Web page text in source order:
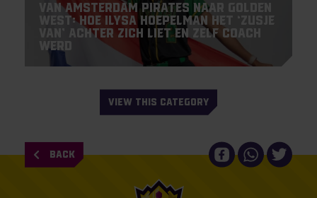
Van Amsterdam Pirates naar Golden
West: hoe Ilysa Hoepelman het ‘zusje
van’ achter zich liet en zelf coach
werd
VIEW THIS CATEGORY
BACK